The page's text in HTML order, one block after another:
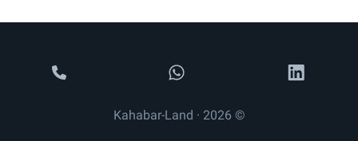
© 2026 · Kahabar-Land